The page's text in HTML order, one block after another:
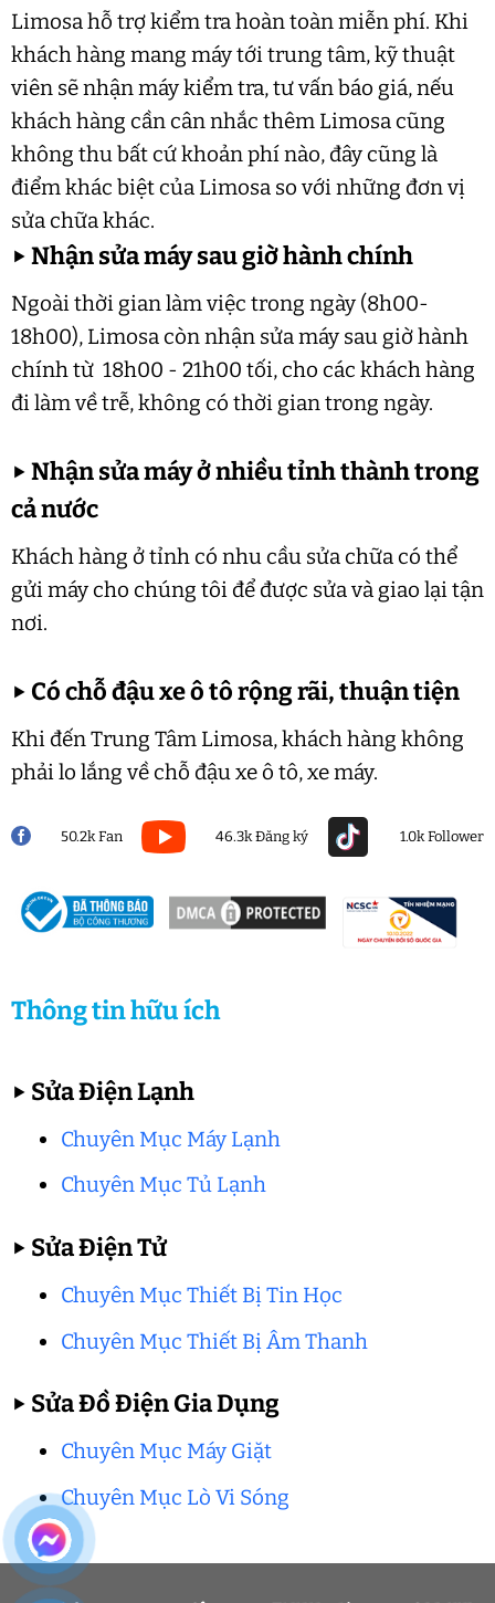
Limosa hỗ trợ kiểm tra hoàn toàn miễn phí. Khi
khách hàng mang máy tới trung tâm, kỹ thuật
viên sẽ nhận máy kiểm tra, tư vấn báo giá, nếu
khách hàng cần cân nhắc thêm Limosa cũng
không thu bất cứ khoản phí nào, đây cũng là
điểm khác biệt của Limosa so với những đơn vị
sửa chữa khác.
▶Nhận sửa máy sau giờ hành chính
Ngoài thời gian làm việc trong ngày (8h00-
18h00), Limosa còn nhận sửa máy sau giờ hành
chính từ 18h00 - 21h00 tối, cho các khách hàng
đi làm về trễ, không có thời gian trong ngày.
▶Nhận sửa máy ở nhiều tỉnh thành trong
cả nước
Khách hàng ở tỉnh có nhu cầu sửa chữa có thể
gửi máy cho chúng tôi để được sửa và giao lại tận
nơi.
▶ Có chỗ đậu xe ô tô rộng rãi, thuận tiện
Khi đến Trung Tâm Limosa, khách hàng không
phải lo lắng về chỗ đậu xe ô tô, xe máy.
50.2k Fan 46.3k Đăng ký 1.0k Follower
Thông tin hữu ích
▶ Sửa Điện Lạnh
Chuyên Mục Máy Lạnh
Chuyên Mục Tủ Lạnh
▶ Sửa Điện Tử
Chuyên Mục Thiết Bị Tin Học
Chuyên Mục Thiết Bị Âm Thanh
▶ Sửa Đồ Điện Gia Dụng
Chuyên Mục Máy Giặt
Chuyên Mục Lò Vi Sóng